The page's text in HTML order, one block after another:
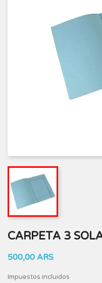
CARPETA 3
500,00 ARS
Impuestos incluidos